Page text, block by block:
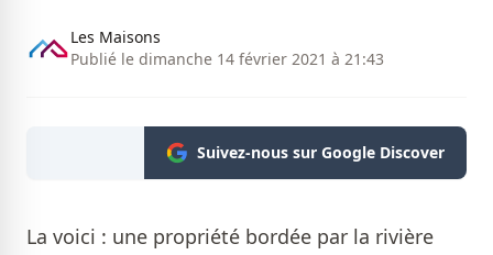
Les Maisons
Publié le dimanche 14 février 2021 à 21:43
Suivez-nous sur Google Discover
La voici : une propriété bordée par la rivière